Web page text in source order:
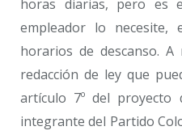
horas diarias, pero es
empleador lo
horarios de descanso.
redacción de ley que
artículo 7º del
integrante del Partido